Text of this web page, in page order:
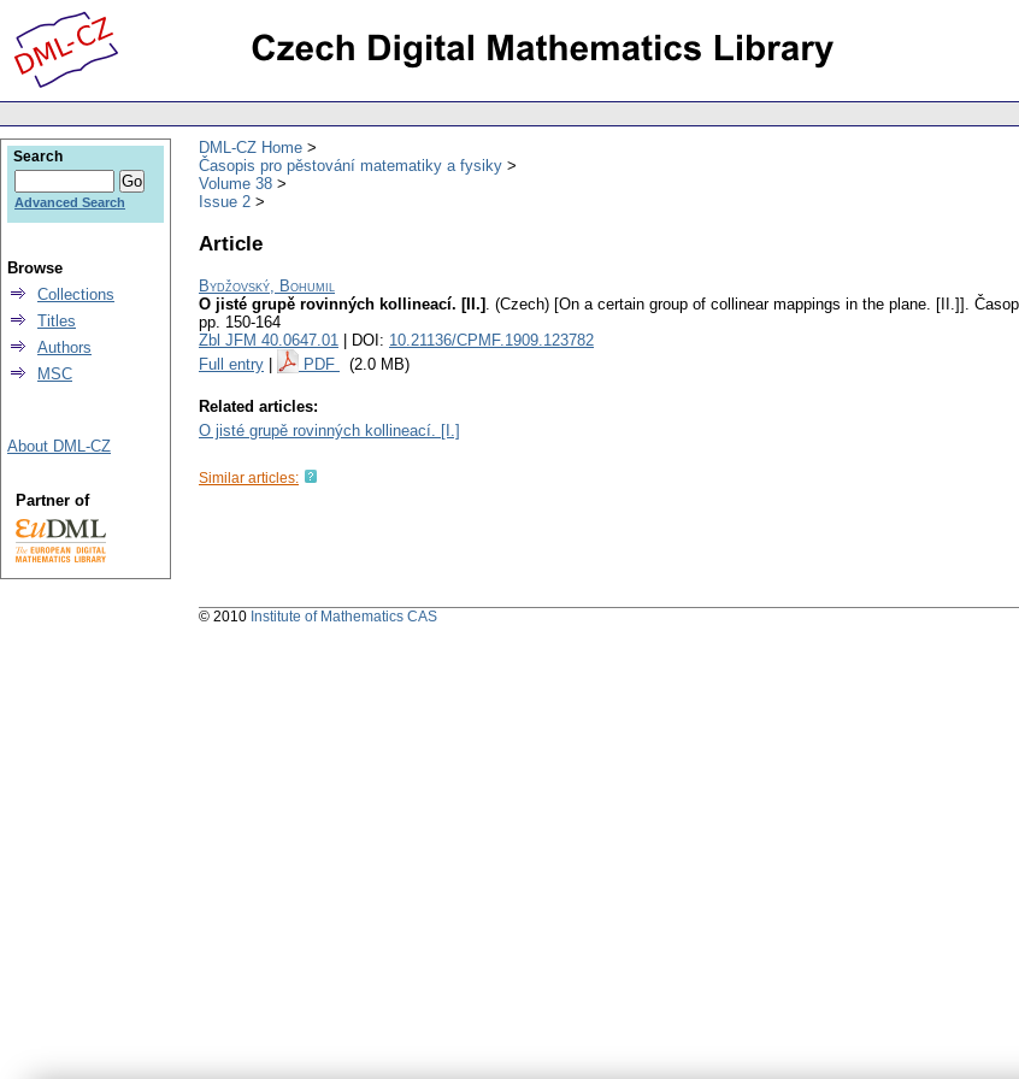
DML-CZ Home
Časopis pro pěstování matematiky a fysiky
Volume 38
Issue 2
Article
Bydžovský, Bohumil
O jisté grupě rovinných kollineací. [II.] . (Czech) [On a certain group of collinear mappings in the plane. [II.]].
pp. 150-164
Zbl JFM 40.0647.01 | DOI: 10.21136/CPMF.1909.123782
Full entry
PDF (2.0 MB)
Related articles:
O jisté grupě rovinných kollineací. [I.]
Similar articles:
Search
Advanced Search
Browse
Collections
Titles
Authors
MSC
About DML-CZ
Partner of
© 2010 Institute of Mathematics CAS